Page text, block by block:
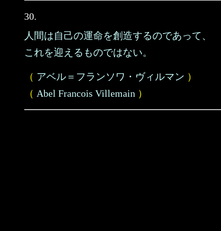
30.
人間は自己の運命を創造するのであって、
これを迎えるものではない。
（ アベル＝フランソワ・ヴィルマン ）
（ Abel Francois Villemain ）